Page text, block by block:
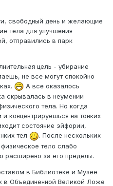
свободный день и желающие
тела для улучшения
отправились в парк
цель - убирание
не все могут спокойно
А все оказалось
скрывалась в неумении
тела. Но когда
концентрируешься на тонких
состояние эйфории,
тел
. После нескольких
тело слабо
расширено за его пределы.
в Библиотеке и Музее
в Объединенной Великой Ложе